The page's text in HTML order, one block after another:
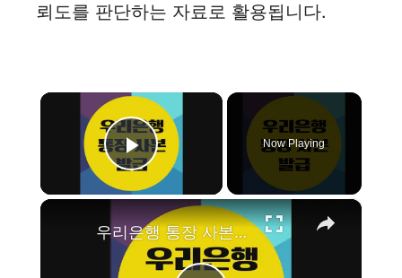
뢰도를 판단하는 자료로 활용됩니다.
×
Play Video
Now Playing
×
우리은행 통장 사본 발급 방법 (PC, 모바일)